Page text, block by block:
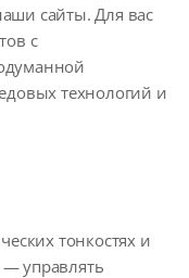
сайты. Для вас
с
технологий и
тонкостях и
управлять